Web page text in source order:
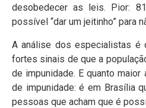
desobedecer as leis. Pior:
possível “dar um jeitinho” para
A análise dos especialistas é
fortes sinais de que a
de impunidade. E quanto maior
de impunidade: é em Brasília
pessoas que acham que é